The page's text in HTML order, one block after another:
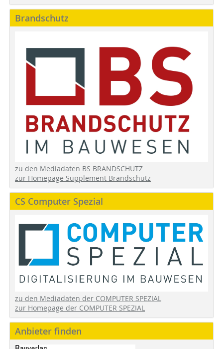
Brandschutz
zu den Mediadaten BS BRANDSCHUTZ
zur Homepage Supplement Brandschutz
CS Computer Spezial
zu den Mediadaten der COMPUTER SPEZIAL
zur Homepage der COMPUTER SPEZIAL
Anbieter finden